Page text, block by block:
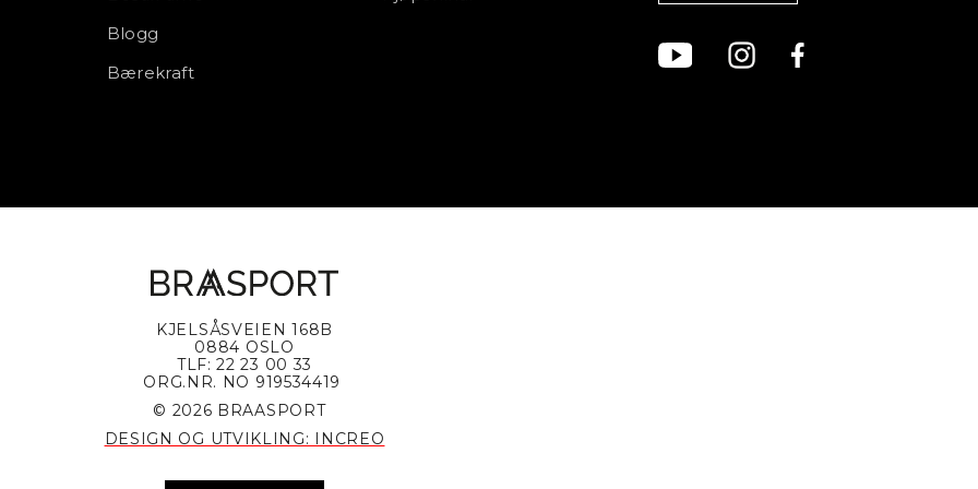
Blogg
Bærekraft
KJELSÅSVEIEN 168B
0884 OSLO
TLF: 22 23 00 33
ORG.NR. NO 919534419
© 2026 BRAASPORT
DESIGN OG UTVIKLING: INCREO